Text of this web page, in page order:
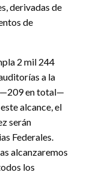
derivadas de
de
2 mil 244
a la
—209 en total—
alcance, el
serán
Federales.
alcanzaremos
los